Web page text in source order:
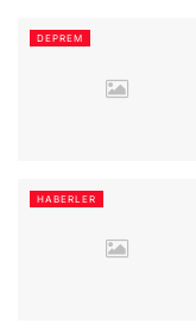
DEPREM
HABERLER